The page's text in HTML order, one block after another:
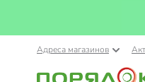
Адреса магазинов